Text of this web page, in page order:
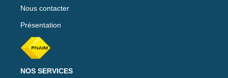
Nous contacter
Présentation
NOS SERVICES